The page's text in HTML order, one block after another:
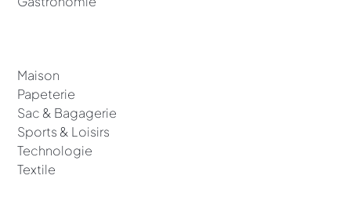
Maison
Papeterie
Sac & Bagagerie
Sports & Loisirs
Technologie
Textile